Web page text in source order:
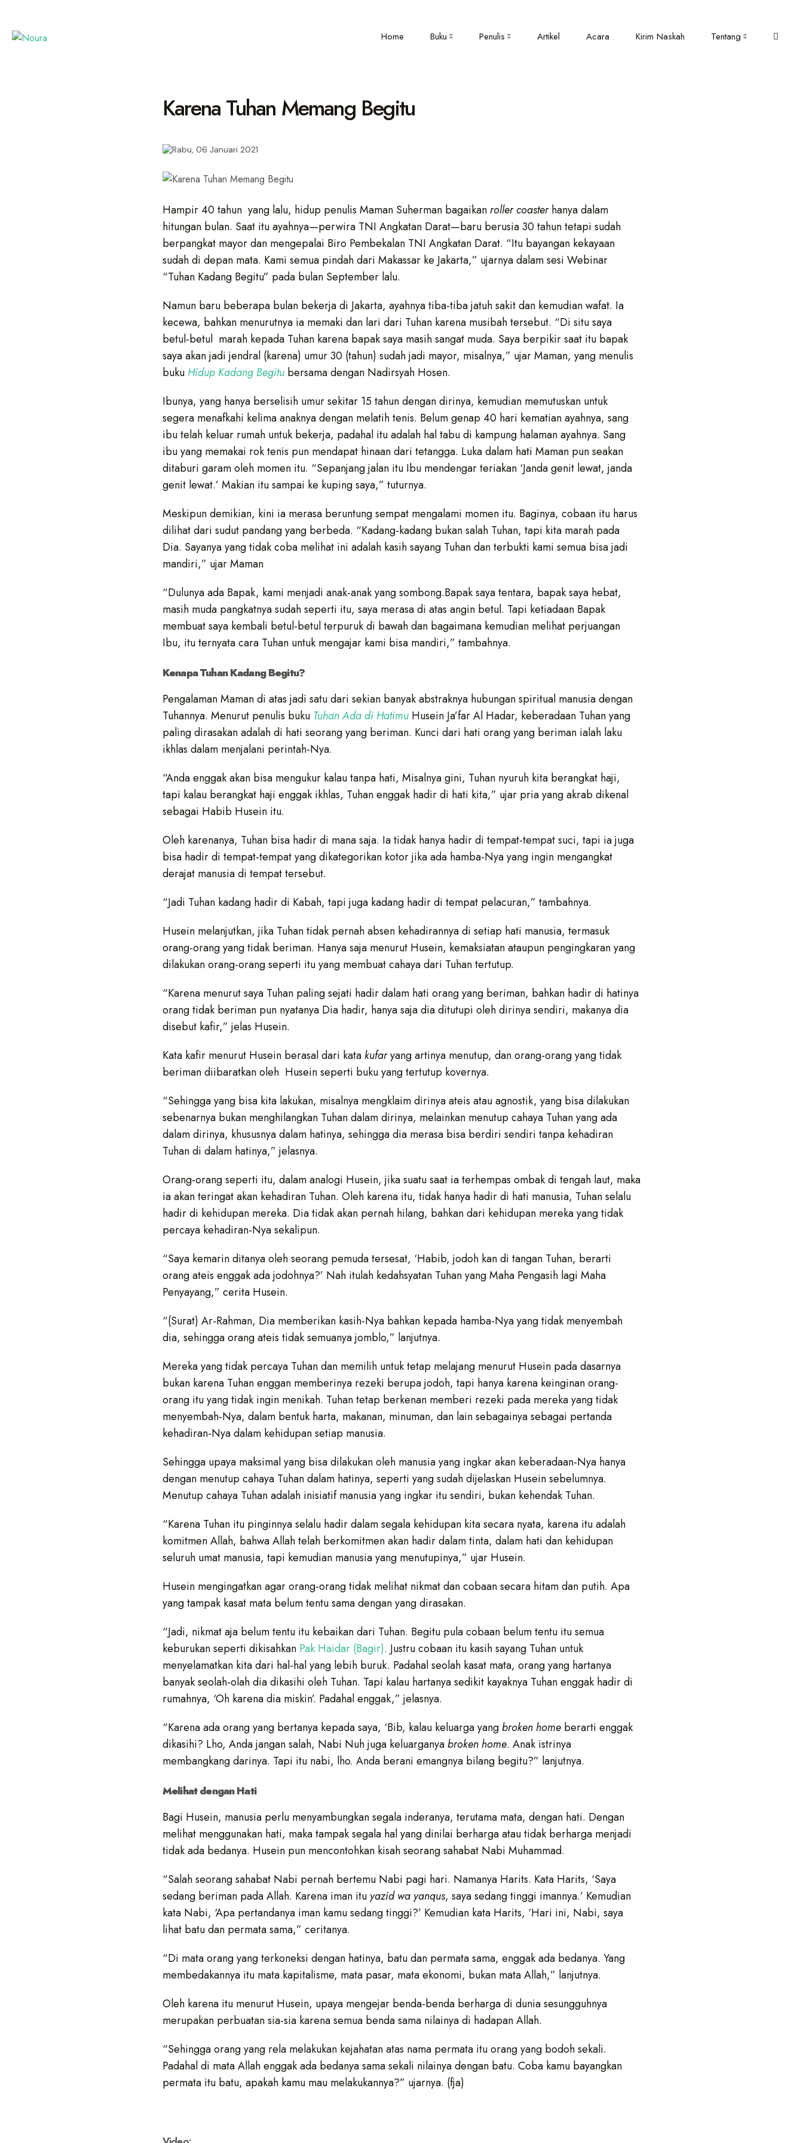
Home Buku Penulis Artikel Acara Kirim Naskah Tentang
Karena Tuhan Memang Begitu
Rabu, 06 Januari 2021
Hampir 40 tahun yang lalu, hidup penulis Maman Suherman bagaikanroller coasterhanya dalam
hitungan bulan. Saat itu ayahnya—perwira TNI Angkatan Darat—baru berusia 30 tahun tetapi sudah
berpangkat mayor dan mengepalai Biro Pembekalan TNI Angkatan Darat. “Itu bayangan kekayaan
sudah di depan mata. Kami semua pindah dari Makassar ke Jakarta,” ujarnya dalam sesi Webinar
“Tuhan Kadang Begitu” pada bulan September lalu.
Namun baru beberapa bulan bekerja di Jakarta, ayahnya tiba-tiba jatuh sakit dan kemudian wafat. Ia
kecewa, bahkan menurutnya ia memaki dan lari dari Tuhan karena musibah tersebut. “Di situ saya
betul-betul marah kepada Tuhan karena bapak saya masih sangat muda. Saya berpikir saat itu bapak
saya akan jadi jendral (karena) umur 30 (tahun) sudah jadi mayor, misalnya,” ujar Maman, yang menulis
buku Hidup Kadang Begitu bersama dengan Nadirsyah Hosen.
Ibunya, yang hanya berselisih umur sekitar 15 tahun dengan dirinya, kemudian memutuskan untuk
segera menafkahi kelima anaknya dengan melatih tenis. Belum genap 40 hari kematian ayahnya, sang
ibu telah keluar rumah untuk bekerja, padahal itu adalah hal tabu di kampung halaman ayahnya. Sang
ibu yang memakai rok tenis pun mendapat hinaan dari tetangga. Luka dalam hati Maman pun seakan
ditaburi garam oleh momen itu. “Sepanjang jalan itu Ibu mendengar teriakan ‘Janda genit lewat, janda
genit lewat.’ Makian itu sampai ke kuping saya,” tuturnya.
Meskipun demikian, kini ia merasa beruntung sempat mengalami momen itu. Baginya, cobaan itu harus
dilihat dari sudut pandang yang berbeda. “Kadang-kadang bukan salah Tuhan, tapi kita marah pada
Dia. Sayanya yang tidak coba melihat ini adalah kasih sayang Tuhan dan terbukti kami semua bisa jadi
mandiri,” ujar Maman
“Dulunya ada Bapak, kami menjadi anak-anak yang sombong.Bapak saya tentara, bapak saya hebat,
masih muda pangkatnya sudah seperti itu, saya merasa di atas angin betul. Tapi ketiadaan Bapak
membuat saya kembali betul-betul terpuruk di bawah dan bagaimana kemudian melihat perjuangan
Ibu, itu ternyata cara Tuhan untuk mengajar kami bisa mandiri,” tambahnya.
Kenapa Tuhan Kadang Begitu?
Pengalaman Maman di atas jadi satu dari sekian banyak abstraknya hubungan spiritual manusia dengan
Tuhannya. Menurut penulis buku Tuhan Ada di Hatimu Husein Ja’far Al Hadar, keberadaan Tuhan yang
paling dirasakan adalah di hati seorang yang beriman. Kunci dari hati orang yang beriman ialah laku
ikhlas dalam menjalani perintah-Nya.
“Anda enggak akan bisa mengukur kalau tanpa hati, Misalnya gini, Tuhan nyuruh kita berangkat haji,
tapi kalau berangkat haji enggak ikhlas, Tuhan enggak hadir di hati kita,” ujar pria yang akrab dikenal
sebagai Habib Husein itu.
Oleh karenanya, Tuhan bisa hadir di mana saja. Ia tidak hanya hadir di tempat-tempat suci, tapi ia juga
bisa hadir di tempat-tempat yang dikategorikan kotor jika ada hamba-Nya yang ingin mengangkat
derajat manusia di tempat tersebut.
“Jadi Tuhan kadang hadir di Kabah, tapi juga kadang hadir di tempat pelacuran,” tambahnya.
Husein melanjutkan, jika Tuhan tidak pernah absen kehadirannya di setiap hati manusia, termasuk
orang-orang yang tidak beriman. Hanya saja menurut Husein, kemaksiatan ataupun pengingkaran yang
dilakukan orang-orang seperti itu yang membuat cahaya dari Tuhan tertutup.
“Karena menurut saya Tuhan paling sejati hadir dalam hati orang yang beriman, bahkan hadir di hatinya
orang tidak beriman pun nyatanya Dia hadir, hanya saja dia ditutupi oleh dirinya sendiri, makanya dia
disebut kafir,” jelas Husein.
Kata kafir menurut Husein berasal dari katakufaryang artinya menutup, dan orang-orang yang tidak
beriman diibaratkan oleh Husein seperti buku yang tertutup kovernya.
“Sehingga yang bisa kita lakukan, misalnya mengklaim dirinya ateis atau agnostik, yang bisa dilakukan
sebenarnya bukan menghilangkan Tuhan dalam dirinya, melainkan menutup cahaya Tuhan yang ada
dalam dirinya, khususnya dalam hatinya, sehingga dia merasa bisa berdiri sendiri tanpa kehadiran
Tuhan di dalam hatinya,” jelasnya.
Orang-orang seperti itu, dalam analogi Husein, jika suatu saat ia terhempas ombak di tengah laut, maka
ia akan teringat akan kehadiran Tuhan. Oleh karena itu, tidak hanya hadir di hati manusia, Tuhan selalu
hadir di kehidupan mereka. Dia tidak akan pernah hilang, bahkan dari kehidupan mereka yang tidak
percaya kehadiran-Nya sekalipun.
“Saya kemarin ditanya oleh seorang pemuda tersesat, ‘Habib, jodoh kan di tangan Tuhan, berarti
orang ateis enggak ada jodohnya?’ Nah itulah kedahsyatan Tuhan yang Maha Pengasih lagi Maha
Penyayang,” cerita Husein.
“(Surat) Ar-Rahman, Dia memberikan kasih-Nya bahkan kepada hamba-Nya yang tidak menyembah
dia, sehingga orang ateis tidak semuanya jomblo,” lanjutnya.
Mereka yang tidak percaya Tuhan dan memilih untuk tetap melajang menurut Husein pada dasarnya
bukan karena Tuhan enggan memberinya rezeki berupa jodoh, tapi hanya karena keinginan orang-
orang itu yang tidak ingin menikah. Tuhan tetap berkenan memberi rezeki pada mereka yang tidak
menyembah-Nya, dalam bentuk harta, makanan, minuman, dan lain sebagainya sebagai pertanda
kehadiran-Nya dalam kehidupan setiap manusia.
Sehingga upaya maksimal yang bisa dilakukan oleh manusia yang ingkar akan keberadaan-Nya hanya
dengan menutup cahaya Tuhan dalam hatinya, seperti yang sudah dijelaskan Husein sebelumnya.
Menutup cahaya Tuhan adalah inisiatif manusia yang ingkar itu sendiri, bukan kehendak Tuhan.
“Karena Tuhan itu pinginnya selalu hadir dalam segala kehidupan kita secara nyata, karena itu adalah
komitmen Allah, bahwa Allah telah berkomitmen akan hadir dalam tinta, dalam hati dan kehidupan
seluruh umat manusia, tapi kemudian manusia yang menutupinya,” ujar Husein.
Husein mengingatkan agar orang-orang tidak melihat nikmat dan cobaan secara hitam dan putih. Apa
yang tampak kasat mata belum tentu sama dengan yang dirasakan.
“Jadi, nikmat aja belum tentu itu kebaikan dari Tuhan. Begitu pula cobaan belum tentu itu semua
keburukan seperti dikisahkan Pak Haidar (Bagir). Justru cobaan itu kasih sayang Tuhan untuk
menyelamatkan kita dari hal-hal yang lebih buruk. Padahal seolah kasat mata, orang yang hartanya
banyak seolah-olah dia dikasihi oleh Tuhan. Tapi kalau hartanya sedikit kayaknya Tuhan enggak hadir di
rumahnya, ‘Oh karena dia miskin’. Padahal enggak,” jelasnya.
“Karena ada orang yang bertanya kepada saya, ‘Bib, kalau keluarga yangbroken home berarti enggak
dikasihi? Lho, Anda jangan salah, Nabi Nuh juga keluarganyabroken home. Anak istrinya
membangkang darinya. Tapi itu nabi, lho. Anda berani emangnya bilang begitu?” lanjutnya.
Melihat dengan Hati
Bagi Husein, manusia perlu menyambungkan segala inderanya, terutama mata, dengan hati. Dengan
melihat menggunakan hati, maka tampak segala hal yang dinilai berharga atau tidak berharga menjadi
tidak ada bedanya. Husein pun mencontohkan kisah seorang sahabat Nabi Muhammad.
“Salah seorang sahabat Nabi pernah bertemu Nabi pagi hari. Namanya Harits. Kata Harits, ‘Saya
sedang beriman pada Allah. Karena iman itu yazid wa yanqus, saya sedang tinggi imannya.’ Kemudian
kata Nabi, ‘Apa pertandanya iman kamu sedang tinggi?’ Kemudian kata Harits, ‘Hari ini, Nabi, saya
lihat batu dan permata sama,” ceritanya.
“Di mata orang yang terkoneksi dengan hatinya, batu dan permata sama, enggak ada bedanya. Yang
membedakannya itu mata kapitalisme, mata pasar, mata ekonomi, bukan mata Allah,” lanjutnya.
Oleh karena itu menurut Husein, upaya mengejar benda-benda berharga di dunia sesungguhnya
merupakan perbuatan sia-sia karena semua benda sama nilainya di hadapan Allah.
“Sehingga orang yang rela melakukan kejahatan atas nama permata itu orang yang bodoh sekali.
Padahal di mata Allah enggak ada bedanya sama sekali nilainya dengan batu. Coba kamu bayangkan
permata itu batu, apakah kamu mau melakukannya?” ujarnya. (fja)